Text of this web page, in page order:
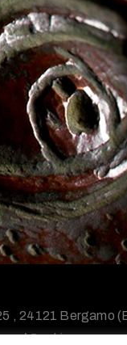
, 24121 Bergamo
/Cookie